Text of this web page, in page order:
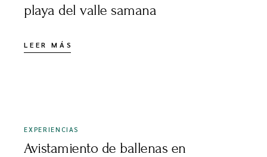
playa del valle samana
LEER MÁS
EXPERIENCIAS
Avistamiento de ballenas en